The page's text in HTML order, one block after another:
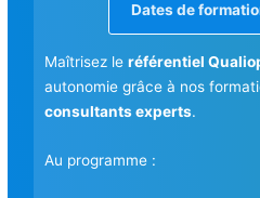
Dates de
Maîtrisez leréférentiel
autonomie grâce à nos
consultants experts.
Au programme :